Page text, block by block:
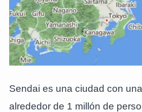
Sendai es una ciudad con
alrededor de 1 millón de